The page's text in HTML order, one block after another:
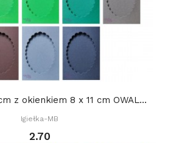
z okienkiem 8 x 11 cm OWAL...
Igiełka-MB
2.70